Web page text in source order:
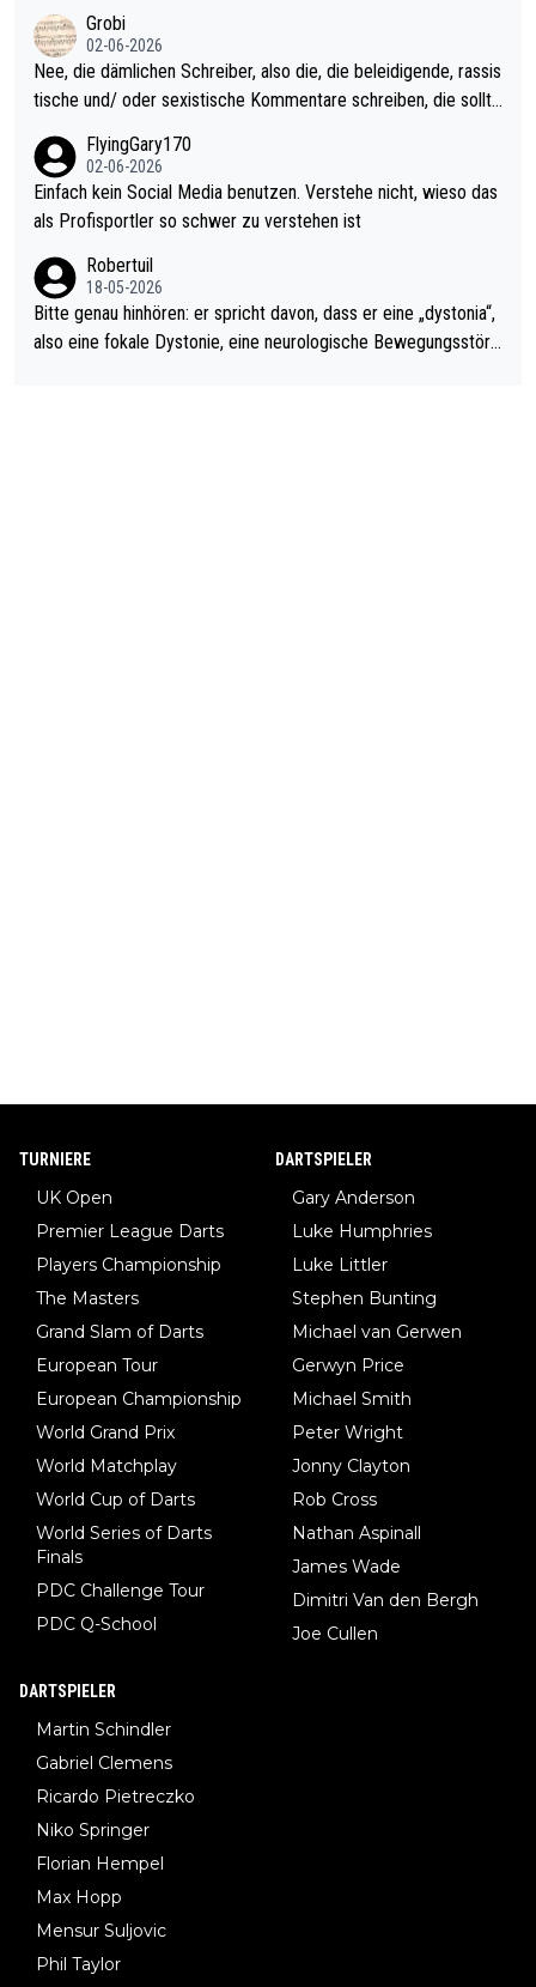
ohl wenig WDF Turniere spielen. Dies war bei Archie Self letzt
es Jahr der Fall. Er musste als amtierender Weltmeister durch
den Qualifier und ich glaube kaum, dass Mitchel sich das (in Ve
gas) antun würde, wenn er doch eigentlich die PDC-WM als Zi
el hat.
Grobi
02-06-2026
Nee, die dämlichen Schreiber, also die, die beleidigende, rassis
tische und/ oder sexistische Kommentare schreiben, die sollte
s Leben in den Griff kriegen. Nur eins wundert mich: Luke Little
r war doch neulich erst derjenige, der über Social Media GvV p
rovoziert hat. Und Littlers Mutter schießt öfters mal gegen Ric
FlyingGary170
02-06-2026
Einfach kein Social Media benutzen. Verstehe nicht, wieso das
als Profisportler so schwer zu verstehen ist
Robertuil
18-05-2026
Bitte genau hinhören: er spricht davon, dass er eine „dystonia“,
also eine fokale Dystonie, eine neurologische Bewegungsstöru
TURNIERE
UK Open
Premier League Darts
Players Championship
The Masters
Grand Slam of Darts
European Tour
European Championship
World Grand Prix
World Matchplay
World Cup of Darts
World Series of Darts
Finals
PDC Challenge Tour
PDC Q-School
DARTSPIELER
Gary Anderson
Luke Humphries
Luke Littler
Stephen Bunting
Michael van Gerwen
Gerwyn Price
Michael Smith
Peter Wright
Jonny Clayton
Rob Cross
Nathan Aspinall
James Wade
Dimitri Van den Bergh
Joe Cullen
DARTSPIELER
Martin Schindler
Gabriel Clemens
Ricardo Pietreczko
Niko Springer
Florian Hempel
Max Hopp
Mensur Suljovic
Phil Taylor